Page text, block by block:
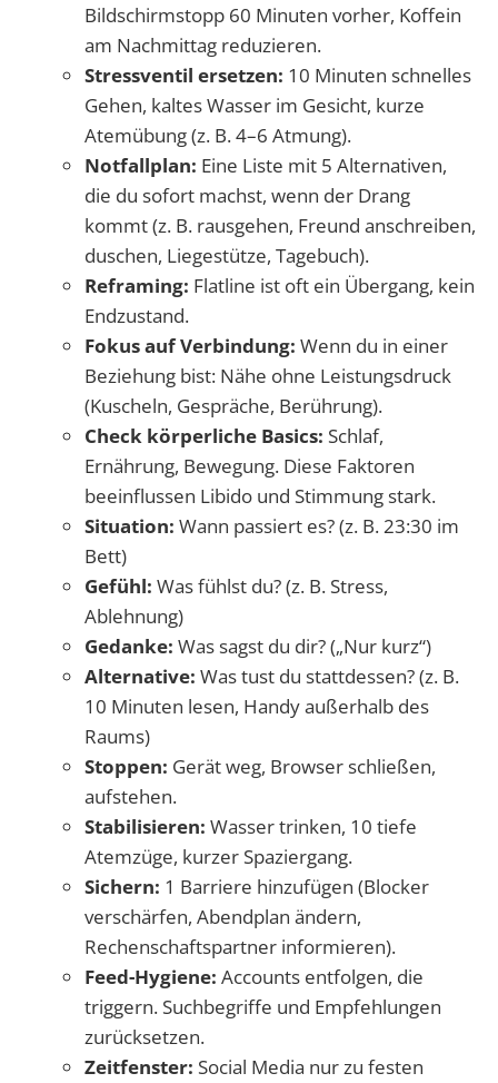
Bildschirmstopp 60 Minuten vorher, Koffein
am Nachmittag reduzieren.
Stressventil ersetzen: 10 Minuten schnelles
Gehen, kaltes Wasser im Gesicht, kurze
Atemübung (z. B. 4–6 Atmung).
Notfallplan: Eine Liste mit 5 Alternativen,
die du sofort machst, wenn der Drang
kommt (z. B. rausgehen, Freund anschreiben,
duschen, Liegestütze, Tagebuch).
Reframing: Flatline ist oft ein Übergang, kein
Endzustand.
Fokus auf Verbindung: Wenn du in einer
Beziehung bist: Nähe ohne Leistungsdruck
(Kuscheln, Gespräche, Berührung).
Check körperliche Basics: Schlaf,
Ernährung, Bewegung. Diese Faktoren
beeinflussen Libido und Stimmung stark.
Situation: Wann passiert es? (z. B. 23:30 im
Bett)
Gefühl: Was fühlst du? (z. B. Stress,
Ablehnung)
Gedanke: Was sagst du dir? („Nur kurz“)
Alternative: Was tust du stattdessen? (z. B.
10 Minuten lesen, Handy außerhalb des
Raums)
Stoppen: Gerät weg, Browser schließen,
aufstehen.
Stabilisieren: Wasser trinken, 10 tiefe
Atemzüge, kurzer Spaziergang.
Sichern: 1 Barriere hinzufügen (Blocker
verschärfen, Abendplan ändern,
Rechenschaftspartner informieren).
Feed-Hygiene: Accounts entfolgen, die
triggern. Suchbegriffe und Empfehlungen
zurücksetzen.
Zeitfenster: Social Media nur zu festen